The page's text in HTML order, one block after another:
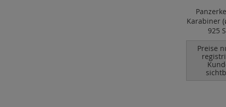
Karabiner
925
Preise